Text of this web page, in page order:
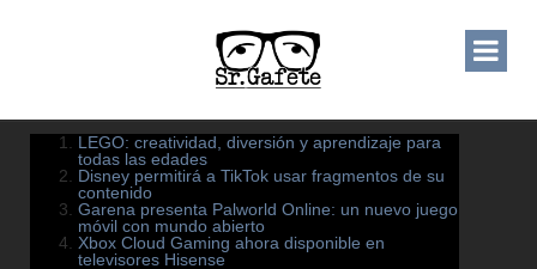
LEGO: creatividad, diversión y aprendizaje para
todas las edades
Disney permitirá a TikTok usar fragmentos de su
contenido
Garena presenta Palworld Online: un nuevo juego
móvil con mundo abierto
Xbox Cloud Gaming ahora disponible en
televisores Hisense